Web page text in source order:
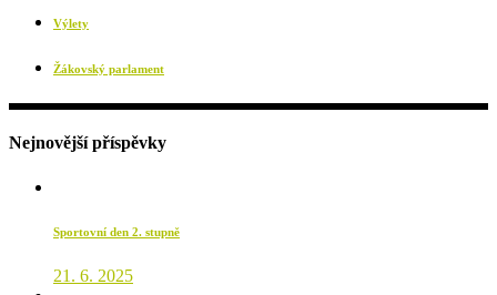
Výlety
Žákovský parlament
Nejnovější příspěvky
Sportovní den 2. stupně
21. 6. 2025